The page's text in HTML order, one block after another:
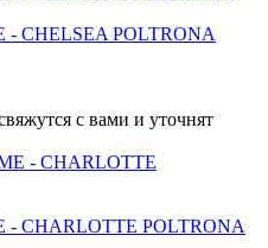
- CHELSEA POLTRONA
с вами и уточнят
- CHARLOTTE POLTRONA